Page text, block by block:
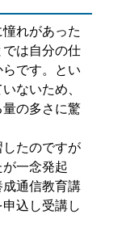
れがあった
は自分の仕
です。とい
ないため、
の多さに驚
たのですが
一念発起
通信教育講
込し受講し